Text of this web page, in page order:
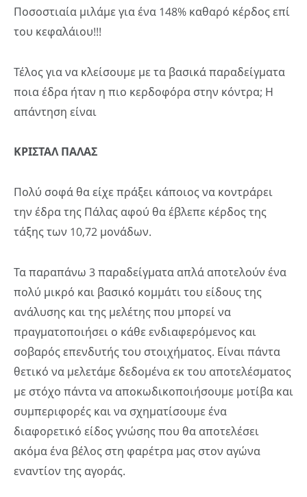
Ποσοστιαία μιλάμε για ένα 148% καθαρό κέρδος επί
του κεφαλάιου!!!
Τέλος για να κλείσουμε με τα βασικά παραδείγματα
ποια έδρα ήταν η πιο κερδοφόρα στην κόντρα; Η
απάντηση είναι
ΚΡΙΣΤΑΛ ΠΑΛΑΣ
Πολύ σοφά θα είχε πράξει κάποιος να κοντράρει
την έδρα της Πάλας αφού θα έβλεπε κέρδος της
τάξης των 10,72 μονάδων.
Τα παραπάνω 3 παραδείγματα απλά αποτελούν ένα
πολύ μικρό και βασικό κομμάτι του είδους της
ανάλυσης και της μελέτης που μπορεί να
πραγματοποιήσει ο κάθε ενδιαφερόμενος και
σοβαρός επενδυτής του στοιχήματος. Είναι πάντα
θετικό να μελετάμε δεδομένα εκ του αποτελέσματος
με στόχο πάντα να αποκωδικοποιήσουμε μοτίβα και
συμπεριφορές και να σχηματίσουμε ένα
διαφορετικό είδος γνώσης που θα αποτελέσει
ακόμα ένα βέλος στη φαρέτρα μας στον αγώνα
εναντίον της αγοράς.